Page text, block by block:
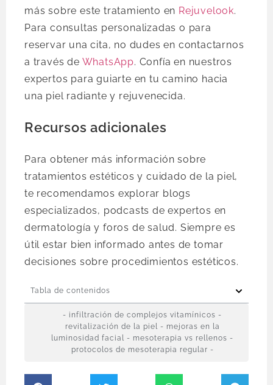
más sobre este tratamiento en Rejuvelook.
Para consultas personalizadas o para
reservar una cita, no dudes en contactarnos
a través de WhatsApp. Confía en nuestros
expertos para guiarte en tu camino hacia
una piel radiante y rejuvenecida.
Recursos adicionales
Para obtener más información sobre
tratamientos estéticos y cuidado de la piel,
te recomendamos explorar blogs
especializados, podcasts de expertos en
dermatología y foros de salud. Siempre es
útil estar bien informado antes de tomar
decisiones sobre procedimientos estéticos.
Tabla de contenidos
- infiltración de complejos vitamínicos -
revitalización de la piel - mejoras en la
luminosidad facial - mesoterapia vs rellenos -
protocolos de mesoterapia regular -